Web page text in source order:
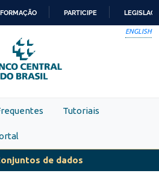
PARA
O
CONTEÚDO
PARTICIPE
ENGLISH
Tutoriais
de dados